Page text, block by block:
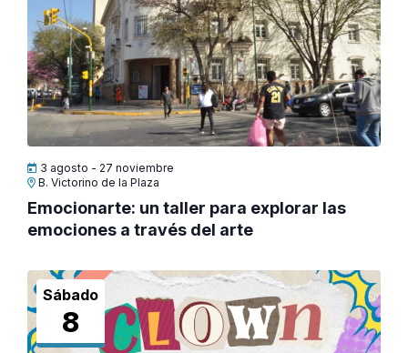
3 agosto - 27 noviembre
B. Victorino de la Plaza
Emocionarte: un taller para explorar las
emociones a través del arte
Sábado
8